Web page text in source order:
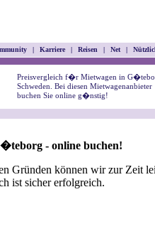
| Karriere | Reisen | Net |
Preisvergleich f�r Mietwagen in
Schweden. Bei diesen Mietwagenanbieter
buchen Sie online g�nstig!
- online buchen!
Gründen können wir zur Zeit
ist sicher erfolgreich.